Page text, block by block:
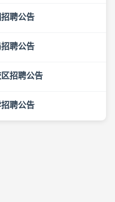
聘公告
聘公告
招聘公告
聘公告